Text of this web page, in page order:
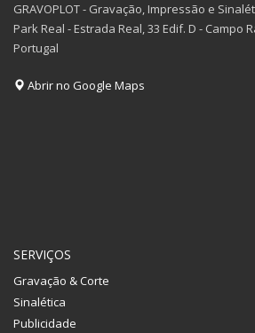
GRAVOPLOT - Gravação, Impressão e
Park Real - Estrada Real, 33 Edif. D - Campo
Portugal
Abrir no Google Maps
SERVIÇOS
Gravação & Corte
Sinalética
Publicidade